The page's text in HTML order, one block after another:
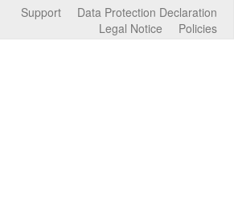
Data Protection Declaration
Support
Policies
Legal Notice